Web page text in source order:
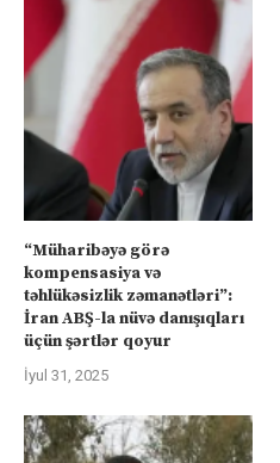
“Müharibəyə görə
kompensasiya və
təhlükəsizlik zəmanətləri”:
İran ABŞ-la nüvə danışıqları
üçün şərtlər qoyur
İyul 31, 2025